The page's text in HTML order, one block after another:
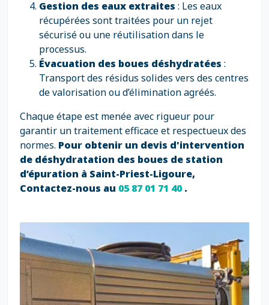
Gestion des eaux extraites : Les eaux
récupérées sont traitées pour un rejet
sécurisé ou une réutilisation dans le
processus.
Évacuation des boues déshydratées :
Transport des résidus solides vers des centres
de valorisation ou d’élimination agréés.
Chaque étape est menée avec rigueur pour
garantir un traitement efficace et respectueux des
normes. Pour obtenir un devis d'intervention
de déshydratation des boues de station
d’épuration à Saint-Priest-Ligoure,
Contactez-nous au 05 87 01 71 40.